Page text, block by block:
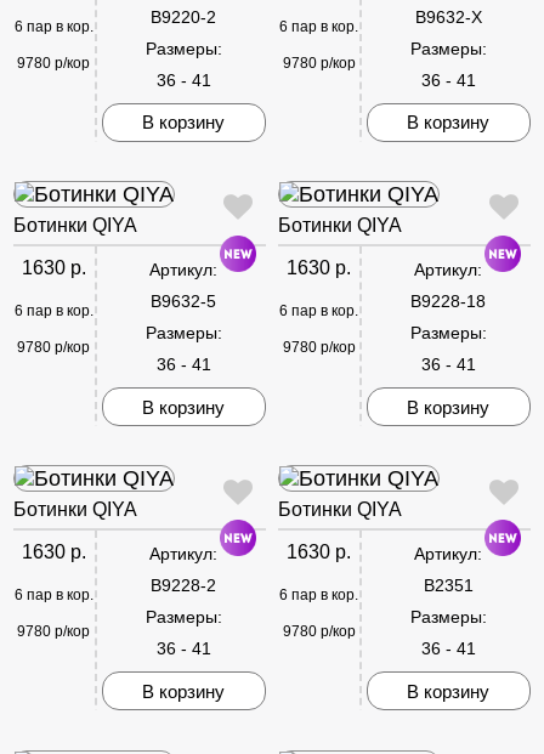
6 пар в кор.
9780 р/кор
B9220-2
Размеры:
36 - 41
В корзину
6 пар в кор.
9780 р/кор
B9632-X
Размеры:
36 - 41
В корзину
Ботинки QIYA
1630 р.
6 пар в кор.
9780 р/кор
Артикул:
B9632-5
Размеры:
36 - 41
В корзину
Ботинки QIYA
1630 р.
6 пар в кор.
9780 р/кор
Артикул:
B9228-18
Размеры:
36 - 41
В корзину
Ботинки QIYA
1630 р.
6 пар в кор.
9780 р/кор
Артикул:
B9228-2
Размеры:
36 - 41
В корзину
Ботинки QIYA
1630 р.
6 пар в кор.
9780 р/кор
Артикул:
B2351
Размеры:
36 - 41
В корзину